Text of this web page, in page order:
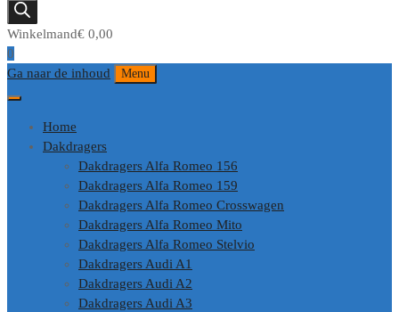
Winkelmand€ 0,00
0
Ga naar de inhoud
Menu
Home
Dakdragers
Dakdragers Alfa Romeo 156
Dakdragers Alfa Romeo 159
Dakdragers Alfa Romeo Crosswagen
Dakdragers Alfa Romeo Mito
Dakdragers Alfa Romeo Stelvio
Dakdragers Audi A1
Dakdragers Audi A2
Dakdragers Audi A3